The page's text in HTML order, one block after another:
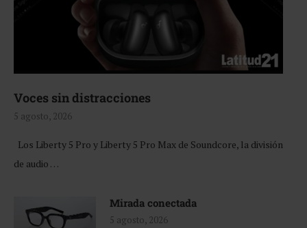
Voces sin distracciones
5 agosto, 2026
Los Liberty 5 Pro y Liberty 5 Pro Max de Soundcore, la división
de audio …
Mirada conectada
5 agosto, 2026